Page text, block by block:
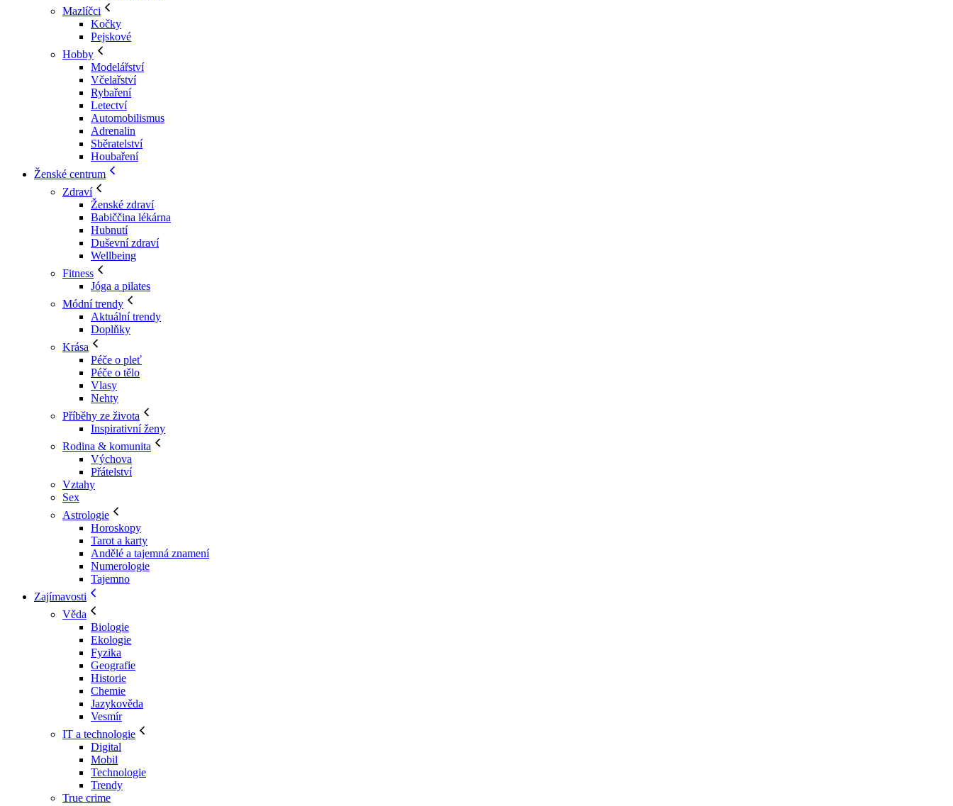
Mazlíčci
Kočky
Pejskové
Hobby
Modelářství
Včelařství
Rybaření
Letectví
Automobilismus
Adrenalin
Sběratelství
Houbaření
Ženské centrum
Zdraví
Ženské zdraví
Babiččina lékárna
Hubnutí
Duševní zdraví
Wellbeing
Fitness
Jóga a pilates
Módní trendy
Aktuální trendy
Doplňky
Krása
Péče o pleť
Péče o tělo
Vlasy
Nehty
Příběhy ze života
Inspirativní ženy
Rodina & komunita
Výchova
Přátelství
Vztahy
Sex
Astrologie
Horoskopy
Tarot a karty
Andělé a tajemná znamení
Numerologie
Tajemno
Zajímavosti
Věda
Biologie
Ekologie
Fyzika
Geografie
Historie
Chemie
Jazykověda
Vesmír
IT a technologie
Digital
Mobil
Technologie
Trendy
True crime